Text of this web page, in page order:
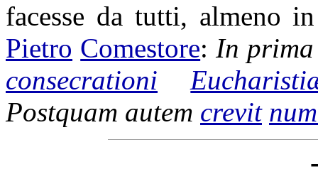
facesse da tutti, almeno
Pietro Comestore: In
consecrationi
Postquam autem crevit